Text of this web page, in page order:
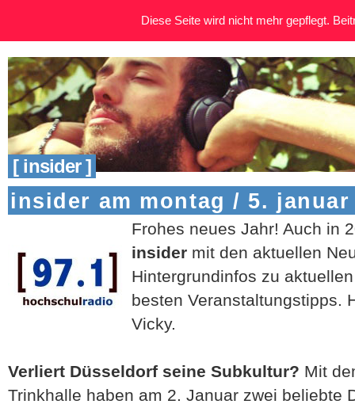
[ insider ]
insider am montag / 5. januar
Frohes neues Jahr! Auch in
insider mit den aktuellen
Hintergrundinfos zu
besten Veranstaltungstipps.
Vicky.
Verliert Düsseldorf seine Subkultur? Mit
Trinkhalle haben am 2. Januar zwei beliebte
Diese Seite wird nicht mehr gepflegt.